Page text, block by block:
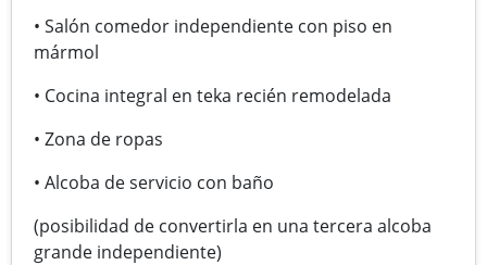
• Salón comedor independiente con piso en
mármol
• Cocina integral en teka recién remodelada
• Zona de ropas
• Alcoba de servicio con baño
(posibilidad de convertirla en una tercera alcoba
grande independiente)